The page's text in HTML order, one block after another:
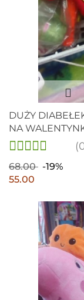
DUŻY
NA
68.00
-19%
55.00